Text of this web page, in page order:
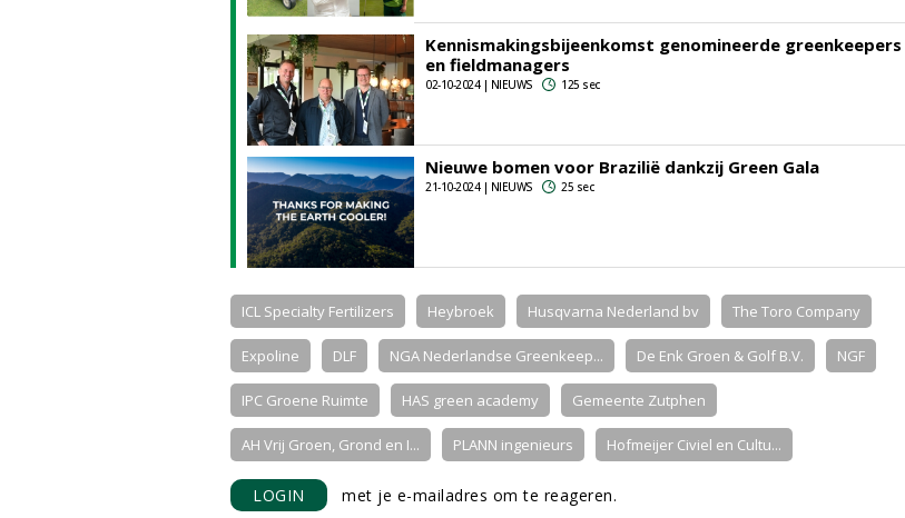
Kennismakingsbijeenkomst genomineerde greenkeepers
en fieldmanagers
02-10-2024 | NIEUWS 125 sec
Nieuwe bomen voor Brazilië dankzij Green Gala
21-10-2024 | NIEUWS 25 sec
ICL Specialty Fertilizers Heybroek Husqvarna Nederland bv The Toro Company
Expoline DLF NGA Nederlandse Greenkeep... De Enk Groen & Golf B.V. NGF
IPC Groene Ruimte HAS green academy Gemeente Zutphen
AH Vrij Groen, Grond en I... PLANN ingenieurs Hofmeijer Civiel en Cultu...
LOGIN met je e-mailadres om te reageren.